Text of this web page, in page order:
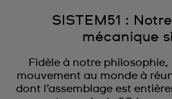
SISTEM51 :
mécanique
Fidèle à notre philosophie,
mouvement au monde à
dont l’assemblage est